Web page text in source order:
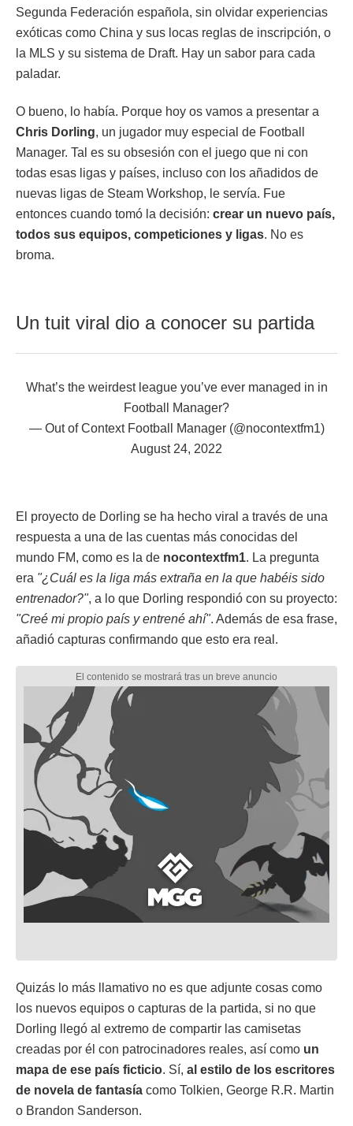
Segunda Federación española, sin olvidar experiencias
exóticas como China y sus locas reglas de inscripción, o
la MLS y su sistema de Draft. Hay un sabor para cada
paladar.
O bueno, lo había. Porque hoy os vamos a presentar a
Chris Dorling, un jugador muy especial de Football
Manager. Tal es su obsesión con el juego que ni con
todas esas ligas y países, incluso con los añadidos de
nuevas ligas de Steam Workshop, le servía. Fue
entonces cuando tomó la decisión: crear un nuevo país,
todos sus equipos, competiciones y ligas. No es
broma.
Un tuit viral dio a conocer su partida
What’s the weirdest league you’ve ever managed in in
Football Manager?
— Out of Context Football Manager (@nocontextfm1)
August 24, 2022
El proyecto de Dorling se ha hecho viral a través de una
respuesta a una de las cuentas más conocidas del
mundo FM, como es la de nocontextfm1. La pregunta
era "¿Cuál es la liga más extraña en la que habéis sido
entrenador?", a lo que Dorling respondió con su proyecto:
"Creé mi propio país y entrené ahí". Además de esa frase,
añadió capturas confirmando que esto era real.
Quizás lo más llamativo no es que adjunte cosas como
los nuevos equipos o capturas de la partida, si no que
Dorling llegó al extremo de compartir las camisetas
creadas por él con patrocinadores reales, así como un
mapa de ese país ficticio. Sí, al estilo de los escritores
de novela de fantasía como Tolkien, George R.R. Martin
o Brandon Sanderson.